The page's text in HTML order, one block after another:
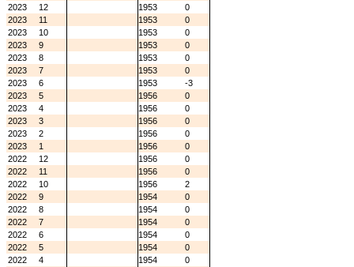
2023
12 1953
0
2023
11 1953
0
2023
10 1953
0
2023
9 1953
0
2023
8 1953
0
2023
7 1953
0
2023
6 1953
-3
2023
5 1956
0
2023
4 1956
0
2023
3 1956
0
2023
2 1956
0
2023
1 1956
0
2022
12 1956
0
2022
11 1956
0
2022
10 1956
2
2022
9 1954
0
2022
8 1954
0
2022
7 1954
0
2022
6 1954
0
2022
5 1954
0
2022
4 1954
0